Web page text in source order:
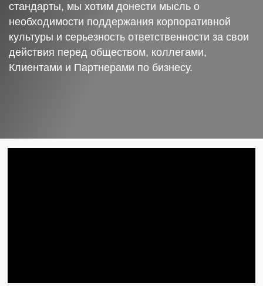
стандарты, мы хотим донести мысль о
необходимости поддержания корпоративной
культуры и серьезность ответственности за свои
действия перед обществом, коллегами,
Клиентами и Партнерами по бизнесу.